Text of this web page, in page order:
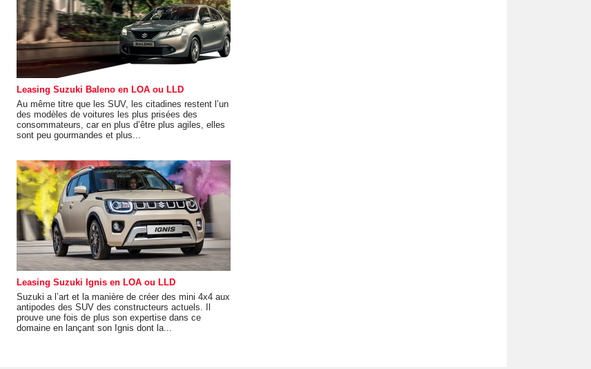
Leasing Suzuki Baleno en LOA ou LLD
Au même titre que les SUV, les citadines restent l’un
des modèles de voitures les plus prisées des
consommateurs, car en plus d’être plus agiles, elles
sont peu gourmandes et plus...
Leasing Suzuki Ignis en LOA ou LLD
Suzuki a l’art et la manière de créer des mini 4x4 aux
antipodes des SUV des constructeurs actuels. Il
prouve une fois de plus son expertise dans ce
domaine en lançant son Ignis dont la...